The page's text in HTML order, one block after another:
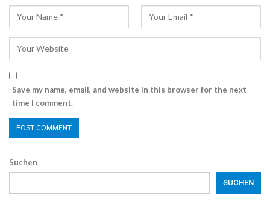
Save my name, email, and website in this browser for the next
time I comment.
Suchen
SUCHEN